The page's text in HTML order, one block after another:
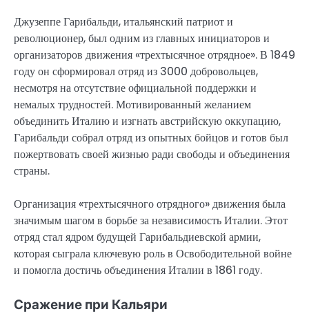
Джузеппе Гарибальди, итальянский патриот и
революционер, был одним из главных инициаторов и
организаторов движения «трехтысячное отрядное». В 1849
году он сформировал отряд из 3000 добровольцев,
несмотря на отсутствие официальной поддержки и
немалых трудностей. Мотивированный желанием
объединить Италию и изгнать австрийскую оккупацию,
Гарибальди собрал отряд из опытных бойцов и готов был
пожертвовать своей жизнью ради свободы и объединения
страны.
Организация «трехтысячного отрядного» движения была
значимым шагом в борьбе за независимость Италии. Этот
отряд стал ядром будущей Гарибальдиевской армии,
которая сыграла ключевую роль в Освободительной войне
и помогла достичь объединения Италии в 1861 году.
Сражение при Кальяри